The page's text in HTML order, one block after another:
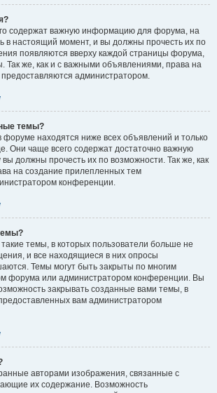
содержат важную информацию для форума, на
в настоящий момент, и вы должны прочесть их по
появляются вверху каждой страницы форума,
Так же, как и с важными объявлениями, права на
администратором.
темы?
находятся ниже всех объявлений и только
Они чаще всего содержат достаточно важную
должны прочесть их по возможности. Так же, как
на создание прилепленных тем
конференции.
темы, в которых пользователи больше не
и все находящиеся в них опросы
Темы могут быть закрыты по многим
форума или администратором конференции. Вы
закрывать созданные вами темы, в
вам администратором
авторами изображения, связанные с
их содержание. Возможность